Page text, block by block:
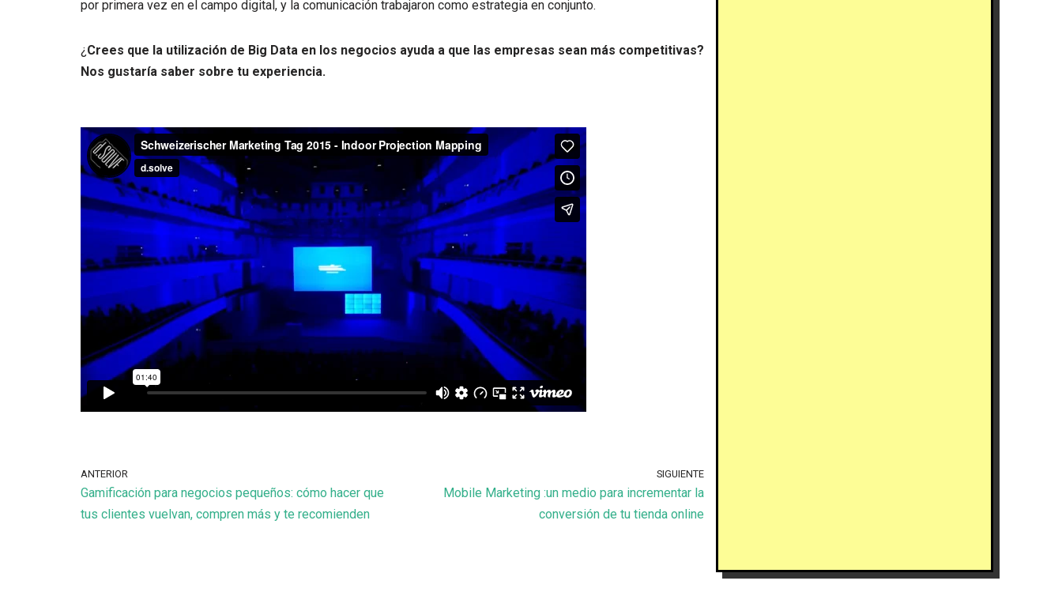
por primera vez en el campo digital, y la comunicación trabajaron como estrategia en conjunto.
¿ Crees que la utilización de Big Data en los negocios ayuda a que las empresas sean más competitivas?
Nos gustaría saber sobre tu experiencia.
ANTERIOR
Gamificación para negocios pequeños: cómo hacer que
tus clientes vuelvan, compren más y te recomienden
SIGUIENTE
Mobile Marketing :un medio para incrementar la
conversión de tu tienda online